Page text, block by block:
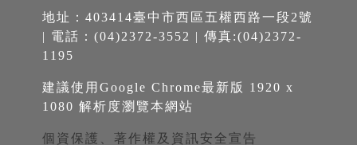
地址：403414臺中市西區五權西路一段2號
| 電話：(04)2372-3552 | 傳真:(04)2372-
1195
建議使用Google Chrome最新版 1920 x
1080 解析度瀏覽本網站
個資保護、著作權及資訊安全宣告